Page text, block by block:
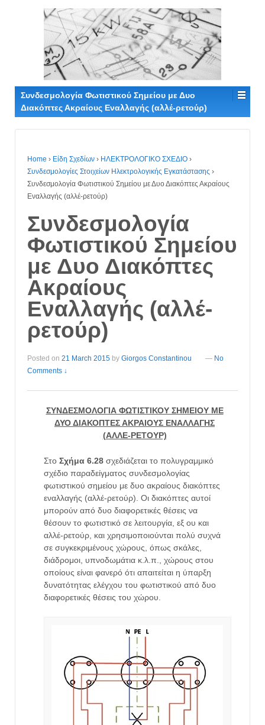
Συνδεσμολογία Φωτιστικού Σημείου με Δυο
Διακόπτες Ακραίους Εναλλαγής (αλλέ-ρετούρ)
Home › Είδη Σχεδίων › ΗΛΕΚΤΡΟΛΟΓΙΚΟ ΣΧΕΔΙΟ ›
Συνδεσμολογίες Στοιχείων Ηλεκτρολογικής Εγκατάστασης ›
Συνδεσμολογία Φωτιστικού Σημείου με Δυο Διακόπτες Ακραίους
Εναλλαγής (αλλέ-ρετούρ)
Συνδεσμολογία
Φωτιστικού Σημείου
με Δυο Διακόπτες
Ακραίους
Εναλλαγής (αλλέ-
ρετούρ)
Posted on 21 March 2015 by Giorgos Constantinou — No
Comments ↓
ΣΥΝΔΕΣΜΟΛΟΓΙΑ ΦΩΤΙΣΤΙΚΟΥ ΣΗΜΕΙΟΥ ΜΕ
ΔΥΟ ΔΙΑΚΟΠΤΕΣ ΑΚΡΑΙΟΥΣ ΕΝΑΛΛΑΓΗΣ
(ΑΛΛΕ-ΡΕΤΟΥΡ)
Στο Σχήμα 6.28 σχεδιάζεται το πολυγραμμικό
σχέδιο παραδείγματος συνδεσμολογίας
φωτιστικού σημείου με δυο ακραίους διακόπτες
εναλλαγής (αλλέ-ρετούρ). Οι διακόπτες αυτοί
μπορούν από δυο διαφορετικές θέσεις να
θέσουν το φωτιστικό σε λειτουργία, εξ ου και
αλλέ-ρετούρ, και χρησιμοποιούνται πολύ συχνά
σε συγκεκριμένους χώρους, όπως σκάλες,
διάδρομοι, υπνοδωμάτια κ.λ.π., χώρους στου
οποίους είναι φανερό ότι απαιτείται η ύπαρξη
δυνατότητας ελέγχου του φωτιστικού από δυο
διαφορετικές θέσεις του χώρου.